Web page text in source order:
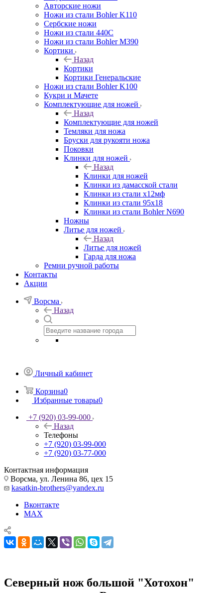
Авторские ножи
Ножи из стали Bohler K110
Сербские ножи
Ножи из стали 440С
Ножи из стали Bohler M390
Кортики
Назад
Кортики
Кортики Генеральские
Ножи из стали Bohler K100
Кукри и Мачете
Комплектующие для ножей
Назад
Комплектующие для ножей
Темляки для ножа
Бруски для рукояти ножа
Поковки
Клинки для ножей
Назад
Клинки для ножей
Клинки из дамасской стали
Клинки из стали х12мф
Клинки из стали 95х18
Клинки из стали Bohler N690
Ножны
Литье для ножей
Назад
Литье для ножей
Гарда для ножа
Ремни ручной работы
Контакты
Акции
Ворсма
Назад
Личный кабинет
Корзина0
Избранные товары0
+7 (920) 03-99-000
Назад
Телефоны
+7 (920) 03-99-000
+7 (920) 03-77-000
Контактная информация
Ворсма, ул. Ленина 86, цех 15
kasatkin-brothers@yandex.ru
Вконтакте
MAX
Северный нож большой "Хотохон"